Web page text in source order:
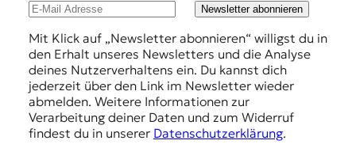
Newsletter abonnieren
Mit Klick auf „Newsletter abonnieren“ willigst du in
den Erhalt unseres Newsletters und die Analyse
deines Nutzerverhaltens ein. Du kannst dich
jederzeit über den Link im Newsletter wieder
abmelden. Weitere Informationen zur
Verarbeitung deiner Daten und zum Widerruf
findest du in unserer Datenschutzerklärung.